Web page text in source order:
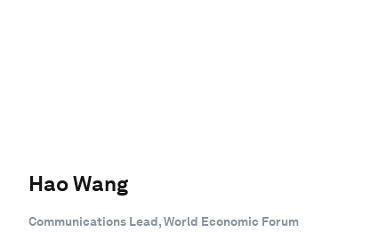
Hao Wang
Communications Lead, World Economic Forum